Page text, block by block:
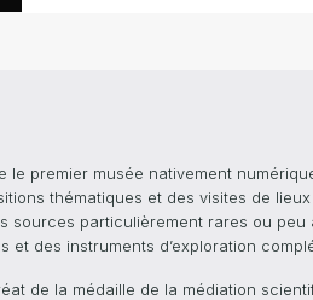
le premier musée nativement
thématiques et des visites de
sources particulièrement rares ou
et des instruments d’exploration
de la médaille de la médiation